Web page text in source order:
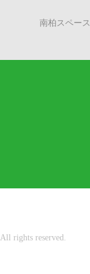
南柏スペース
All rights reserved.